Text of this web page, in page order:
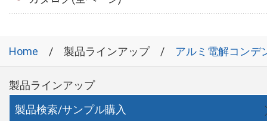
Home 製品ラインアップ アルミ電解コンデ
製品ラインアップ
製品検索/サンプル購入